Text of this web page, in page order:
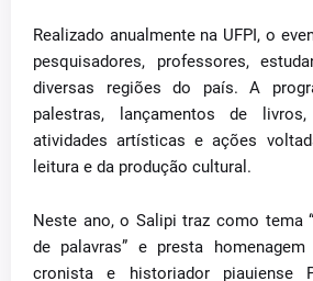
Realizado anualmente na UFPI, o
pesquisadores, professores,
diversas regiões do país. A
palestras, lançamentos de
atividades artísticas e ações
leitura e da produção cultural.
Neste ano, o Salipi traz como tema
de palavras” e presta
cronista e historiador piauiense